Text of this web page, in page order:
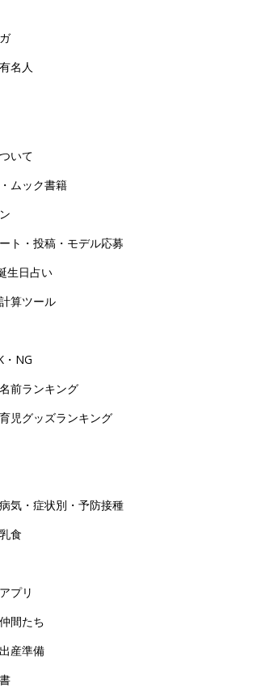
名人
いて
ムック書籍
ト・投稿・モデル応募
生日占い
算ツール
・NG
前ランキング
児グッズランキング
気・症状別・予防接種
食
プリ
間たち
産準備